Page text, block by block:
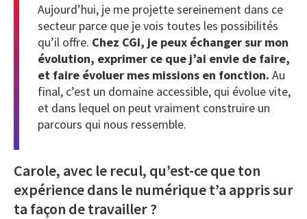
Aujourd’hui, je me projette sereinement dans ce
secteur parce que je vois toutes les possibilités
qu’il offre. Chez CGI, je peux échanger sur mon
évolution, exprimer ce que j’ai envie de faire,
et faire évoluer mes missions en fonction. Au
final, c’est un domaine accessible, qui évolue vite,
et dans lequel on peut vraiment construire un
parcours qui nous ressemble.
Carole, avec le recul, qu’est-ce que ton
expérience dans le numérique t’a appris sur
ta façon de travailler ?